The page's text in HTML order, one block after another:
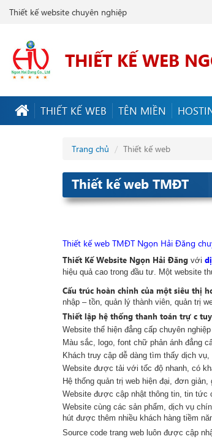
Thiết kế website chuyên nghiệp
THIẾT KẾ WEB
THIẾT KẾ WEB TÊN MIỀN
Trang chủ Thiết kế web
Thiết kế web TMĐT
Thiết kế web TMĐT Ngọn Hải Đăng
Thiết Kế Website Ngọn Hải Đăng với
hiệu quả cao trong đầu tư. Một website
Cấu trúc hoàn chỉnh của một siêu thị
nhập – tồn, quản lý thành viên, quản trị
Thiết lập hệ thống thanh toán trự c
Website thể hiện đẳng cấp chuyên
Màu sắc, logo, font chữ phản ánh đẳng
Khách truy cập dễ dàng tìm thấy dịch
Website được tải với tốc độ nhanh, có
Hệ thống quản trị web hiện đại, đơn
Website được cập nhật thông tin, tin tức
Website cùng các sản phẩm, dịch vụ
hút được thêm nhiều khách hàng tiềm
Source code trang web luôn được cập